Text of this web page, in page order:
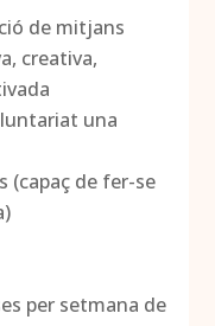
de mitjans
creativa,
una
(capaç de fer-se
per setmana de